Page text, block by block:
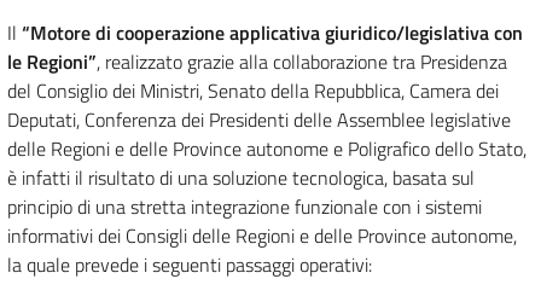
Il “Motore di cooperazione applicativa giuridico/legislativa con
le Regioni”, realizzato grazie alla collaborazione tra Presidenza
del Consiglio dei Ministri, Senato della Repubblica, Camera dei
Deputati, Conferenza dei Presidenti delle Assemblee legislative
delle Regioni e delle Province autonome e Poligrafico dello Stato,
è infatti il risultato di una soluzione tecnologica, basata sul
principio di una stretta integrazione funzionale con i sistemi
informativi dei Consigli delle Regioni e delle Province autonome,
la quale prevede i seguenti passaggi operativi: